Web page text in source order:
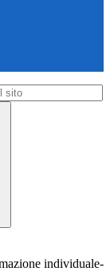
individuale-